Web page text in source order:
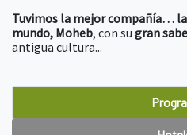
Tuvimos la mejor compañía…
mundo, Moheb, con su gran
antigua cultura...